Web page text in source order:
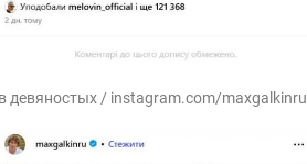
девяностых / instagram.com/maxgalkinru